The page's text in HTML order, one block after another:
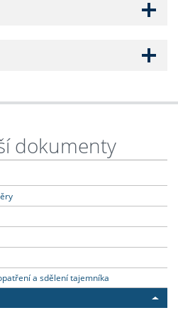
dokumenty
a sdělení tajemníka